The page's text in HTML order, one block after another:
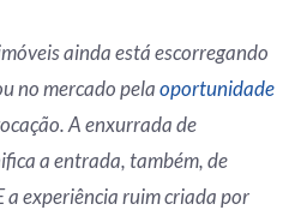
ainda está escorregando
no mercado pelaoportunidade
A enxurrada de
a entrada, também, de
experiência ruim criada por